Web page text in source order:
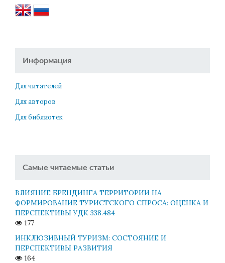
Информация
Для читателей
Для авторов
Для библиотек
Самые читаемые статьи
ВЛИЯНИЕ БРЕНДИНГА ТЕРРИТОРИИ НА
ФОРМИРОВАНИЕ ТУРИСТСКОГО СПРОСА: ОЦЕНКА И
ПЕРСПЕКТИВЫ УДК 338.484
177
ИНКЛЮЗИВНЫЙ ТУРИЗМ: СОСТОЯНИЕ И
ПЕРСПЕКТИВЫ РАЗВИТИЯ
164